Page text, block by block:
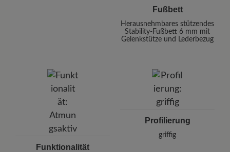
Fußbett
Herausnehmbares stützendes
Stability-Fußbett 6 mm mit
Gelenkstütze und Lederbezug
Funktionalität
Profilierung
griffig